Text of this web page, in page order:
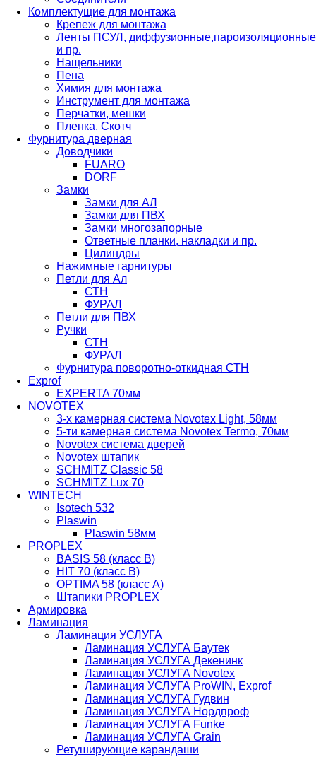
Комплектущие для монтажа
Крепеж для монтажа
Ленты ПСУЛ, диффузионные,пароизоляционные
и пр.
Нащельники
Пена
Химия для монтажа
Инструмент для монтажа
Перчатки, мешки
Пленка, Скотч
Фурнитура дверная
Доводчики
FUARO
DORF
Замки
Замки для АЛ
Замки для ПВХ
Замки многозапорные
Ответные планки, накладки и пр.
Цилиндры
Нажимные гарнитуры
Петли для Ал
СТН
ФУРАЛ
Петли для ПВХ
Ручки
СТН
ФУРАЛ
Фурнитура поворотно-откидная СТН
Exprof
EXPERTA 70мм
NOVOTEX
3-х камерная система Novotex Light, 58мм
5-ти камерная система Novotex Termo, 70мм
Novotex система дверей
Novotex штапик
SCHMITZ Classic 58
SCHMITZ Lux 70
WINTECH
Isotech 532
Plaswin
Plaswin 58мм
PROPLEX
BASIS 58 (класс В)
HIT 70 (класс В)
OPTIMA 58 (класс А)
Штапики PROPLEX
Армировка
Ламинация
Ламинация УСЛУГА
Ламинация УСЛУГА Баутек
Ламинация УСЛУГА Декенинк
Ламинация УСЛУГА Novotex
Ламинация УСЛУГА ProWIN, Exprof
Ламинация УСЛУГА Гудвин
Ламинация УСЛУГА Нордпроф
Ламинация УСЛУГА Funke
Ламинация УСЛУГА Grain
Ретуширующие карандаши